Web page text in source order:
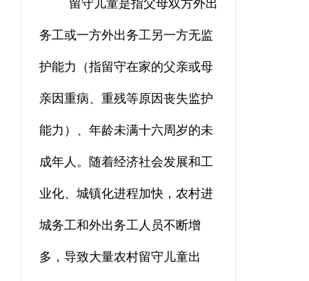
留守儿童是指父母双方外出
务工或一方外出务工另一方无监
护能力（指留守在家的父亲或母
亲因重病、重残等原因丧失监护
能力）、年龄未满十六周岁的未
成年人。随着经济社会发展和工
业化、城镇化进程加快，农村进
城务工和外出务工人员不断增
多，导致大量农村留守儿童出